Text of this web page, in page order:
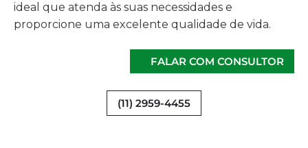
ideal que atenda às suas necessidades e
proporcione uma excelente qualidade de vida.
FALAR COM CONSULTOR
(11) 2959-4455